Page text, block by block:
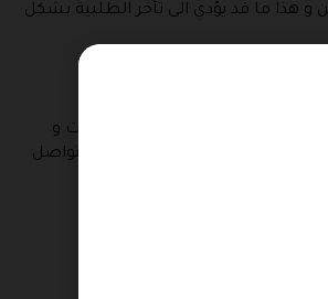
هذا ما قد يؤدي الى تأخر الطلبية بشكل
للشراء و كذلك رابط تتبع الشحنات و
وصولها اليك دون ان تقوم بالتواصل